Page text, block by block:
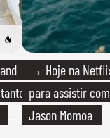
→ Hoje na
para assistir
Jason Momoa